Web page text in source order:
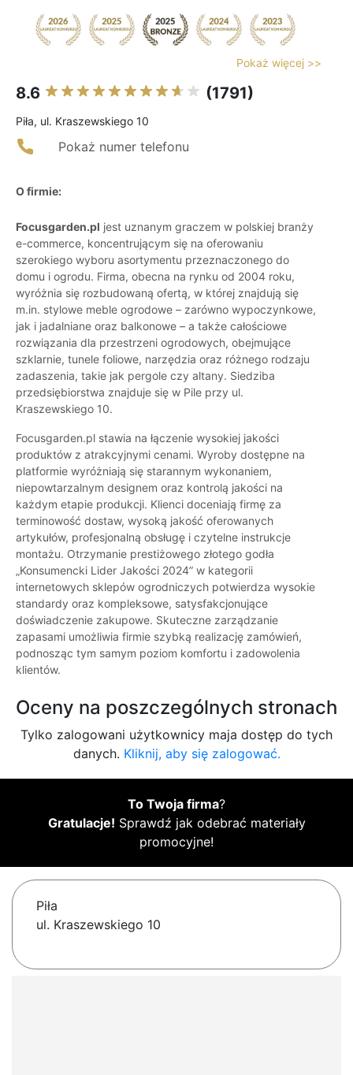
Pokaż więcej >>
8.6 (1791)
Piła, ul. Kraszewskiego 10
Pokaż numer telefonu
O firmie:
Focusgarden.pl jest uznanym graczem w polskiej branży
e-commerce, koncentrującym się na oferowaniu
szerokiego wyboru asortymentu przeznaczonego do
domu i ogrodu. Firma, obecna na rynku od 2004 roku,
wyróżnia się rozbudowaną ofertą, w której znajdują się
m.in. stylowe meble ogrodowe – zarówno wypoczynkowe,
jak i jadalniane oraz balkonowe – a także całościowe
rozwiązania dla przestrzeni ogrodowych, obejmujące
szklarnie, tunele foliowe, narzędzia oraz różnego rodzaju
zadaszenia, takie jak pergole czy altany. Siedziba
przedsiębiorstwa znajduje się w Pile przy ul.
Kraszewskiego 10.
Focusgarden.pl stawia na łączenie wysokiej jakości
produktów z atrakcyjnymi cenami. Wyroby dostępne na
platformie wyróżniają się starannym wykonaniem,
niepowtarzalnym designem oraz kontrolą jakości na
każdym etapie produkcji. Klienci doceniają firmę za
terminowość dostaw, wysoką jakość oferowanych
artykułów, profesjonalną obsługę i czytelne instrukcje
montażu. Otrzymanie prestiżowego złotego godła
„Konsumencki Lider Jakości 2024” w kategorii
internetowych sklepów ogrodniczych potwierdza wysokie
standardy oraz kompleksowe, satysfakcjonujące
doświadczenie zakupowe. Skuteczne zarządzanie
zapasami umożliwia firmie szybką realizację zamówień,
podnosząc tym samym poziom komfortu i zadowolenia
klientów.
Oceny na poszczególnych stronach
Tylko zalogowani użytkownicy maja dostęp do tych
danych. Kliknij, aby się zalogować.
To Twoja firma?
Gratulacje! Sprawdź jak odebrać materiały
promocyjne!
Piła
ul. Kraszewskiego 10